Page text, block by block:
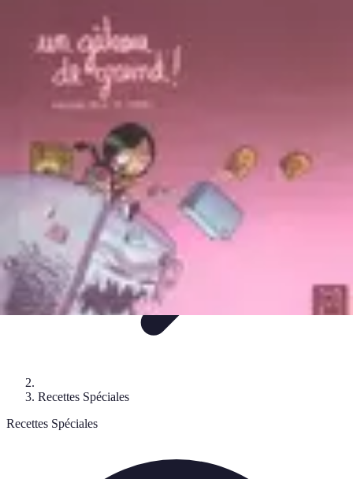
Conseils Tutorial
Gâteaux Maison
Recettes Spéciales
Recettes Spéciales